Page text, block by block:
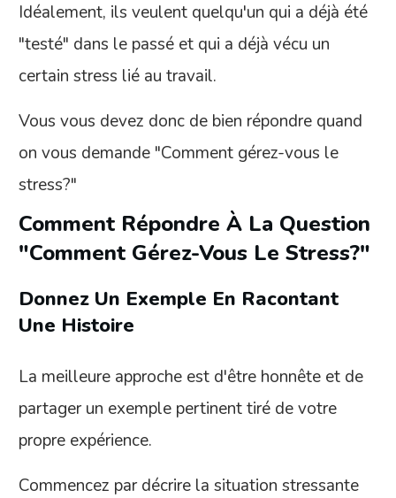
Idéalement, ils veulent quelqu'un qui a déjà été
"testé" dans le passé et qui a déjà vécu un
certain stress lié au travail.
Vous vous devez donc de bien répondre quand
on vous demande "Comment gérez-vous le
stress?"
Comment Répondre À La Question
"Comment Gérez-Vous Le Stress?"
Donnez Un Exemple En Racontant
Une Histoire
La meilleure approche est d'être honnête et de
partager un exemple pertinent tiré de votre
propre expérience.
Commencez par décrire la situation stressante